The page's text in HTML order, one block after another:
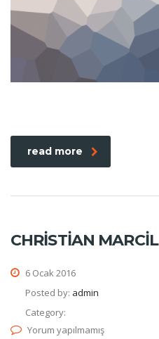
read more
CHRISTIAN MARCIL
6 Ocak 2016
Posted by: admin
Category:
Yorum yapılmamış